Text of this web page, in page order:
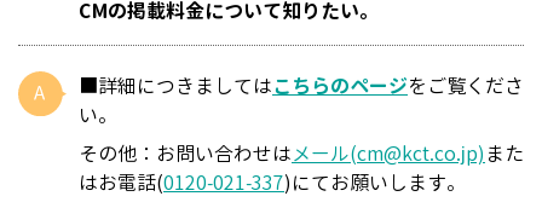
CMの掲載料金について知りたい。
■詳細につきましてはこちらのページをご覧くださ
い。
その他：お問い合わせはメール(cm@kct.co.jp) また
はお電話(0120-021-337)にてお願いします。